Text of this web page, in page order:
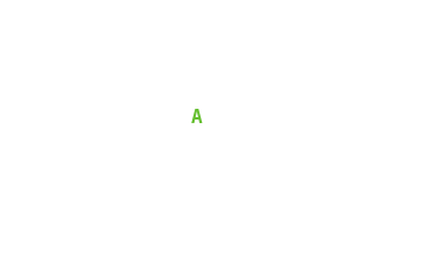
A